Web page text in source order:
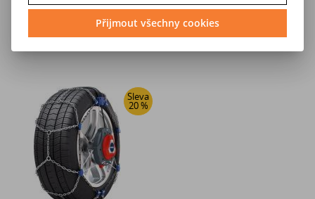
14 248 Kč
14 248 Kč
Sleva
20 %
Přijmout všechny cookies